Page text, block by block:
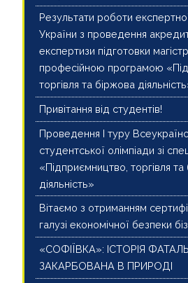
Результати роботи
України з проведення
експертизи підготовки
професійною програмою
торгівля та біржова
Привітання від студентів!
Проведення І туру
студентської олімпіади зі
«Підприємництво, торгівля та
діяльність»
Вітаємо з отриманням
галузі економічної безпеки
«СОФІЇВКА»: ІСТОРІЯ
ЗАКАРБОВАНА В ПРИРОДІ